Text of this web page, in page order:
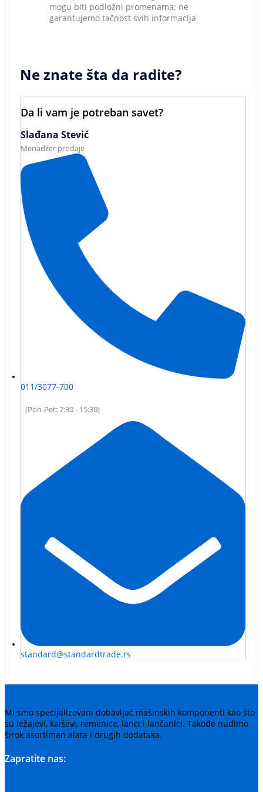
mogu biti podložni promenama; ne
garantujemo tačnost svih informacija
Ne znate šta da radite?
Da li vam je potreban savet?
Slađana Stević
Menadžer prodaje
011/3077-700
(Pon-Pet: 7:30 - 15:30)
standard@standardtrade.rs
Mi smo specijalizovani dobavljač mašinskih komponenti kao što
su ležajevi, kaiševi, remenice, lanci i lančanici. Takođe nudimo
širok asortiman alata i drugih dodataka.
Zapratite nas: